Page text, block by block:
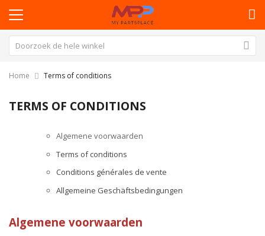
Home Terms of conditions
TERMS OF CONDITIONS
Algemene voorwaarden
Terms of conditions
Conditions générales de vente
Allgemeine Geschäftsbedingungen
Algemene voorwaarden